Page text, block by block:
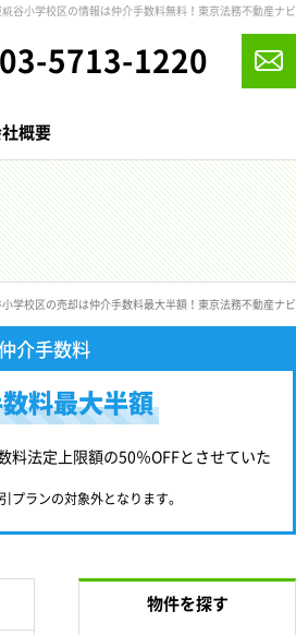
谷小学校区の情報は仲介手数料無料！東京法務不動産ナビ
03-5713-1220
概要
学校区の売却は仲介手数料最大半額！東京法務不動産ナビ
介手数料
料最大半額
料法定上限額の50％OFFとさせていた
ランの対象外となります。
物件を探す